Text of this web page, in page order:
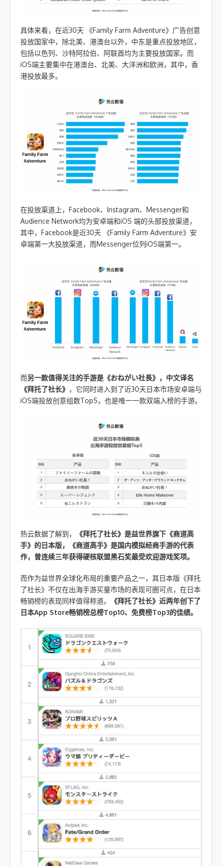
具体来看，在近30天 《Family Farm Adventure》广告创意
投放国家中，除北美、港澳台以外，中东是重点投放地区，
包括以色列、沙特阿拉伯、阿联酋均为主要投放国家。而
iOS端主要集中在港澳台、北美、大洋洲和欧洲，其中，香
港投放最多。
在投放渠道上，Facebook、Instagram、Messenger和
Audience Network均为安卓端和iOS 端的头部投放渠道，
其中，Facebook是近30天 《Family Farm Adventure》安
卓端第一大投放渠道，而Messenger位列iOS端第一。
而另一款值得关注的手游是《おねがい社長》，中文译名
《拜托了社长》 ，它同时进入到了近30天日本市场安卓端与
iOS端投放创意组数Top5，也是唯一一款双端入榜的手游。
热云数据了解到，
《拜托了社长》是益世界旗下《商道高
手》的日本版，《商道高手》是国内模拟经商手游的代表
作，曾连续三年获得硬核联盟黑石奖最受欢迎游戏奖项。
而作为益世界全球化布局的重要产品之一，其日本版《拜托
了社长》不仅在出海手游买量市场的表现可圈可点，在日本
畅销榜的表现同样值得称道。
《拜托了社长》近两年创下了
日本App Store畅销榜总榜Top10、免费榜Top3的佳绩。